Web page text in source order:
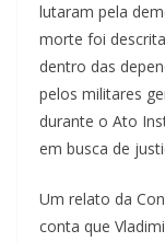
lutaram pela
morte foi
dentro das
pelos militares
durante o Ato
em busca de
Um relato da
conta que